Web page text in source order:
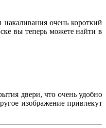
очень короткий
вы теперь можете найти в
двери, что очень удобно
изображение привлекут